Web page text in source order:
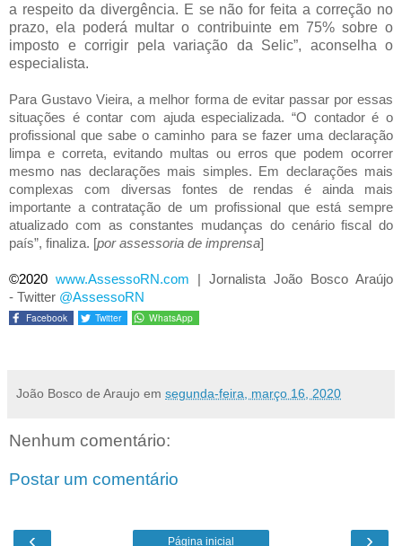
a respeito da divergência. E se não for feita a correção no
prazo, ela poderá multar o contribuinte em 75% sobre o
imposto e corrigir pela variação da Selic”, aconselha o
especialista.
Para Gustavo Vieira, a melhor forma de evitar passar por essas
situações é contar com ajuda especializada. “O contador é o
profissional que sabe o caminho para se fazer uma declaração
limpa e correta, evitando multas ou erros que podem ocorrer
mesmo nas declarações mais simples. Em declarações mais
complexas com diversas fontes de rendas é ainda mais
importante a contratação de um profissional que está sempre
atualizado com as constantes mudanças do cenário fiscal do
país”, finaliza. [por assessoria de imprensa]
©2020 www.AssessoRN.com
Jornalista João Bosco Araújo
- Twitter @AssessoRN
Facebook Twitter WhatsApp
João Bosco de Araujo em segunda-feira, março 16, 2020
Nenhum comentário:
Postar um comentário
‹ ›
Página inicial